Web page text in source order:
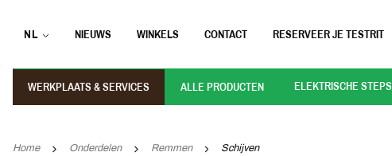
NL NIEUWS WINKELS CONTACT RESERVEER JE TESTRIT
WERKPLAATS & SERVICES ALLE PRODUCTEN ELEKTRISCHE STEPS
Home Onderdelen Remmen Schijven